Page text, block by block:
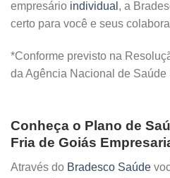
empresário individual , a
certo para você e seus
*Conforme previsto na
da Agência Nacional de Saúde
Conheça o Plano de
Fria de Goiás
Através do Bradesco Saúde